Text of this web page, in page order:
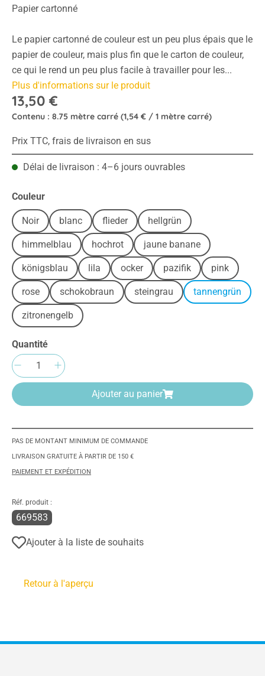
Papier cartonné
Le papier cartonné de couleur est un peu plus épais que le
papier de couleur, mais plus fin que le carton de couleur,
ce qui le rend un peu plus facile à travailler pour les...
Plus d'informations sur le produit
13,50 €
Contenu : 8.75 mètre carré (1,54 € / 1 mètre carré)
Prix TTC, frais de livraison en sus
Délai de livraison : 4–6 jours ouvrables
Sélectionnez
Couleur
Noir blanc flieder hellgrün
himmelblau hochrot jaune banane
königsblau lila ocker pazifik pink
rose schokobraun steingrau tannengrün
zitronengelb
Quantité
Quantité de produit : Entrez la quantité
Ajouter au panier
PAS DE MONTANT MINIMUM DE COMMANDE
LIVRAISON GRATUITE À PARTIR DE 150 €
PAIEMENT ET EXPÉDITION
Réf. produit :
669583
Ajouter à la liste de souhaits
Retour à l'aperçu